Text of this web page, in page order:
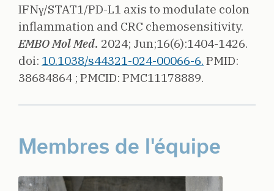
IFNγ/STAT1/PD-L1 axis to modulate colon
inflammation and CRC chemosensitivity.
EMBO Mol Med. 2024; Jun;16(6):1404-1426.
doi: 10.1038/s44321-024-00066-6. PMID:
38684864 ; PMCID: PMC11178889.